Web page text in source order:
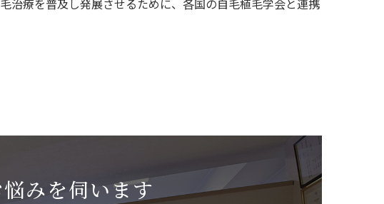
治療を普及し発展させるために、各国の自毛植毛学会と連携
みを伺います